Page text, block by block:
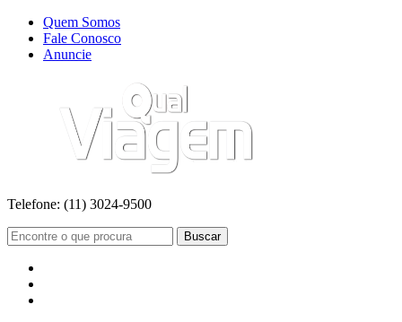
Quem Somos
Fale Conosco
Anuncie
Telefone: (11) 3024-9500
Buscar